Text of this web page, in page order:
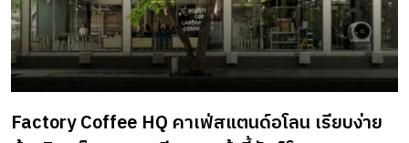
Factory Coffee HQ คาเฟ่สแตนด์อโลน เรียบง่าย